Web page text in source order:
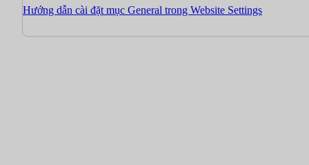
Hướng dẫn cài đặt mục General trong Website Settings